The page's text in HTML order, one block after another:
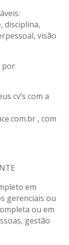
disciplina,
visão
por
cv’s com a
, com
em
gerenciais ou
ou em
gestão